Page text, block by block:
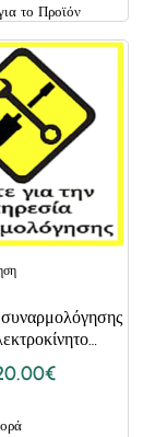
το Προϊόν
ή ηλεκτροκίνητη